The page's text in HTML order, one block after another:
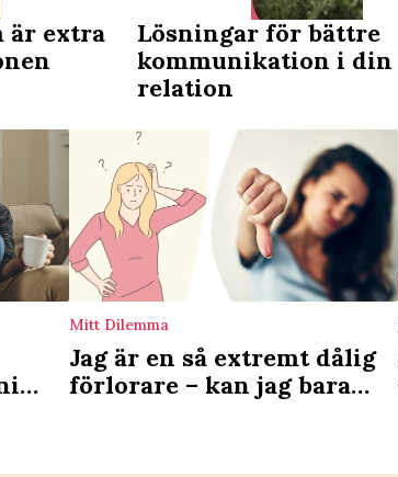
är extra
Lösningar för bättre
kommunikation i din
relation
Mitt Dilemma
Jag är en så extremt dålig
förlorare – kan jag bara